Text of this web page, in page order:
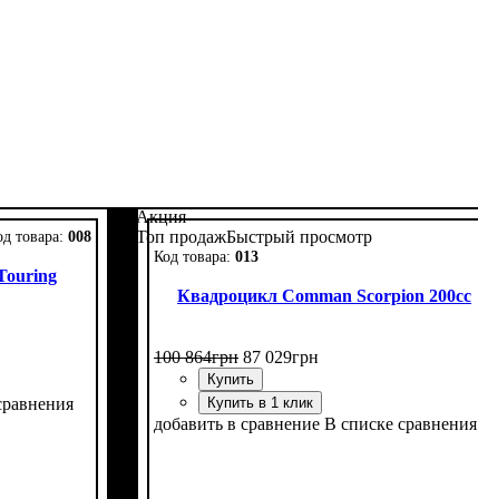
008
Акция
Топ продажБыстрый просмотр
013
Квадроцикл Comman Scorpion 200cc
100 864грн 87 029грн
Купить
Купить в 1 клик
добавить в сравнение В списке сравнения